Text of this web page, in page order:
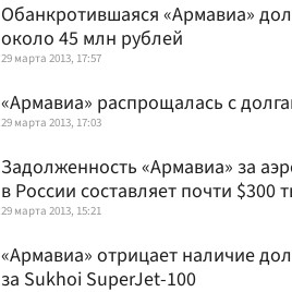
Обанкротившаяся «Армавиа»
около 45 млн рублей
29 марта 2013, 17:57
«Армавиа» распрощалась с
29 марта 2013, 17:03
Задолженность «Армавиа» за
в России составляет почти $300
29 марта 2013, 15:21
«Армавиа» отрицает наличие
за Sukhoi SuperJet-100